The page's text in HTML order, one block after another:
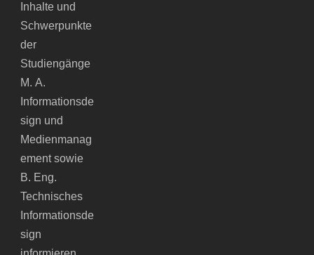
Inhalte und
Schwerpunkte
der
Studiengänge
M. A.
Informationsde
sign und
Medienmanag
ement sowie
B. Eng.
Technisches
Informationsde
sign